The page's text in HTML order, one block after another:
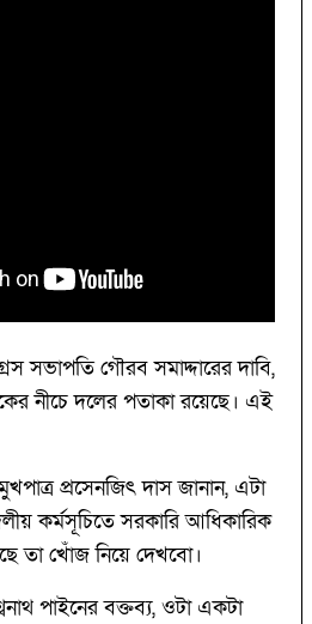
সভাপতি গৌরব সমাদ্দারের দাবি,
নীচে দলের পতাকা রয়েছে। এই
প্রসেনজিৎ দাস জানান, এটা
কর্মসূচিতে সরকারি আধিকারিক
তা খোঁজ নিয়ে দেখবো।
পাইনের বক্তব্য, ওটা একটা